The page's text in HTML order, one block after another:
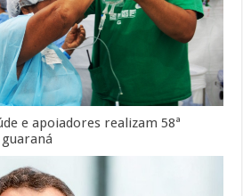
e apoiadores realizam 58ª